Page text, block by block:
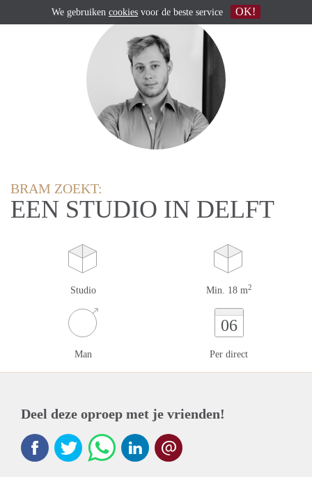
BRAM ZOEKT:
EEN STUDIO IN DELFT
Studio Min. 18 m2
Man
06
Per direct
Deel deze oproep met je vrienden!
We gebruiken cookies voor de beste service OK!